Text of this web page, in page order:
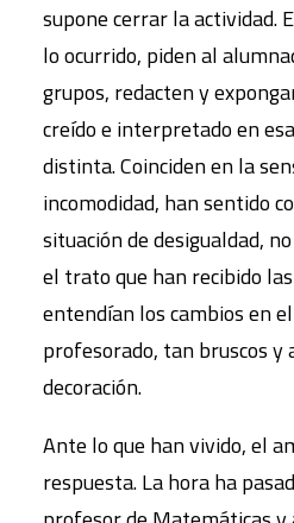
supone cerrar la actividad.
lo ocurrido, piden al
grupos, redacten y
creído e interpretado en
distinta. Coinciden en la
incomodidad, han sentido
situación de desigualdad,
el trato que han recibido
entendían los cambios en
profesorado, tan bruscos
decoración.
Ante lo que han vivido, el
respuesta. La hora ha